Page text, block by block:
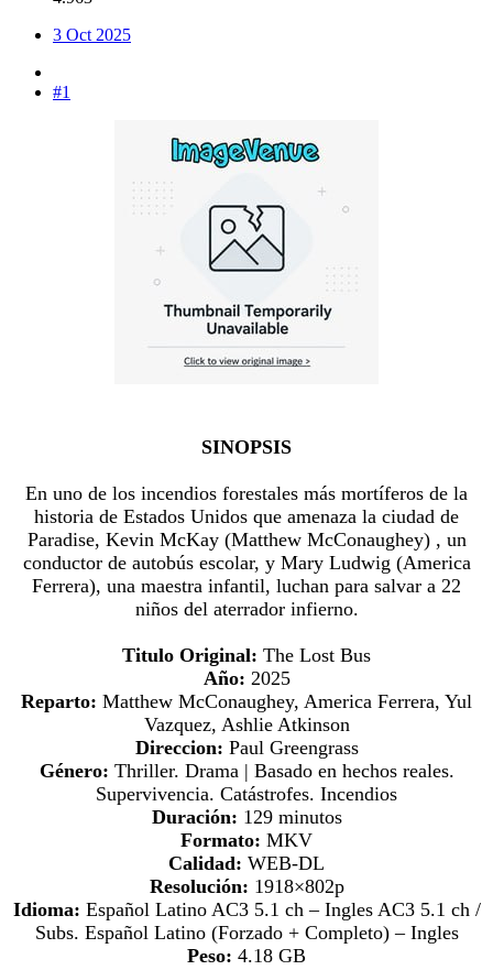
3 Oct 2025
#1
SINOPSIS
En uno de los incendios forestales más mortíferos de la
historia de Estados Unidos que amenaza la ciudad de
Paradise, Kevin McKay (Matthew McConaughey) , un
conductor de autobús escolar, y Mary Ludwig (America
Ferrera), una maestra infantil, luchan para salvar a 22
niños del aterrador infierno.
Titulo Original: The Lost Bus
Año: 2025
Reparto: Matthew McConaughey, America Ferrera, Yul
Vazquez, Ashlie Atkinson
Direccion: Paul Greengrass
Género: Thriller. Drama | Basado en hechos reales.
Supervivencia. Catástrofes. Incendios
Duración: 129 minutos
Formato: MKV
Calidad: WEB-DL
Resolución: 1918×802p
Idioma: Español Latino AC3 5.1 ch – Ingles AC3 5.1 ch /
Subs. Español Latino (Forzado + Completo) – Ingles
Peso: 4.18 GB